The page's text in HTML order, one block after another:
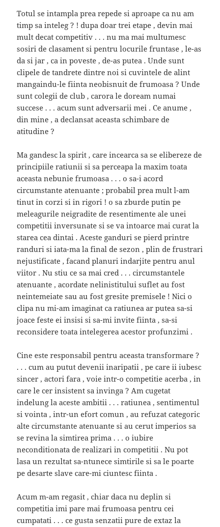
Totul se intampla prea repede si aproape ca nu am
timp sa inteleg ? ! dupa doar trei etape , devin mai
mult decat competitiv . . . nu ma mai multumesc
sosiri de clasament si pentru locurile fruntase , le-as
da si jar , ca in poveste , de-as putea . Unde sunt
clipele de tandrete dintre noi si cuvintele de alint
mangaindu-le fiinta neobisnuit de frumoasa ? Unde
sunt colegii de club , carora le doream numai
succese . . . acum sunt adversarii mei . Ce anume ,
din mine , a declansat aceasta schimbare de
atitudine ?
Ma gandesc la spirit , care incearca sa se elibereze de
principiile ratiunii si sa perceapa la maxim toata
aceasta nebunie frumoasa . . . o sa-i acord
circumstante atenuante ; probabil prea mult l-am
tinut in corzi si in rigori ! o sa zburde putin pe
meleagurile neigradite de resentimente ale unei
competitii inversunate si se va intoarce mai curat la
starea cea dintai . Aceste ganduri se pierd printre
randuri si iata-ma la final de sezon , plin de frustrari
nejustificate , facand planuri indarjite pentru anul
viitor . Nu stiu ce sa mai cred . . . circumstantele
atenuante , acordate nelinistitului suflet au fost
neintemeiate sau au fost gresite premisele ! Nici o
clipa nu mi-am imaginat ca ratiunea ar putea sa-si
joace feste ei insisi si sa-mi invite fiinta , sa-si
reconsidere toata intelegerea acestor profunzimi .
Cine este responsabil pentru aceasta transformare ?
. . . cum au putut devenii inaripatii , pe care ii iubesc
sincer , actori fara , voie intr-o competitie acerba , in
care le cer insistent sa invinga ? Am cugetat
indelung la aceste ambitii . . . ratiunea , sentimentul
si vointa , intr-un efort comun , au refuzat categoric
alte circumstante atenuante si au cerut imperios sa
se revina la simtirea prima . . . o iubire
neconditionata de realizari in competitii . Nu pot
lasa un rezultat sa-ntunece simtirile si sa le poarte
pe desarte slave care-mi ciuntesc fiinta .
Acum m-am regasit , chiar daca nu deplin si
competitia imi pare mai frumoasa pentru cei
cumpatati . . . ce gusta senzatii pure de extaz la